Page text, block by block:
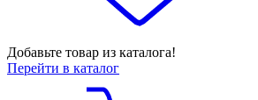
Добавьте товар из каталога!
Перейти в каталог